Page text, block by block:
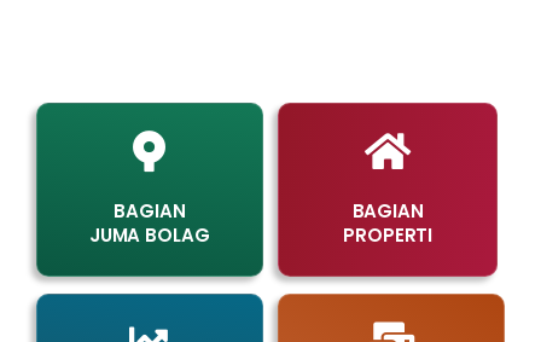
BAGIAN
JUMA BOLAG
BAGIAN
PROPERTI